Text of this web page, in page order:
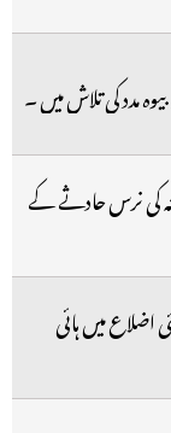
مدد کی تلاش میں ۔
کی نرس حادثے کے
اضلاع میں ہائی